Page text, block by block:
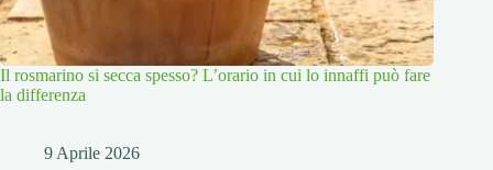
Il rosmarino si secca spesso? L’orario in cui lo innaffi può fare
la differenza
9 Aprile 2026